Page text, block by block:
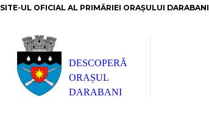
SITE-UL OFICIAL AL PRIMĂRIEI ORAȘULUI DARABANI
DESCOPERĂ
ORAȘUL
DARABANI